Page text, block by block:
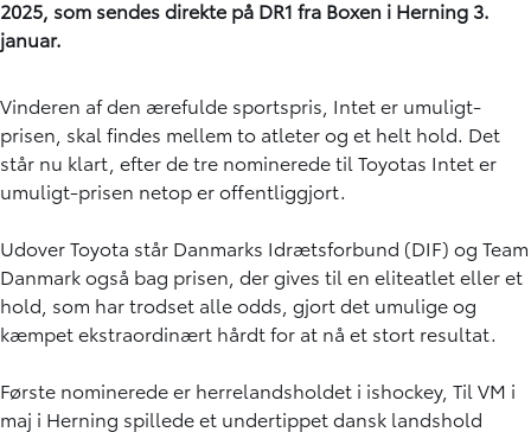
2025, som sendes direkte på DR1 fra Boxen i Herning 3.
januar.
Vinderen af den ærefulde sportspris, Intet er umuligt-
prisen, skal findes mellem to atleter og et helt hold. Det
står nu klart, efter de tre nominerede til Toyotas Intet er
umuligt-prisen netop er offentliggjort.
Udover Toyota står Danmarks Idrætsforbund (DIF) og Team
Danmark også bag prisen, der gives til en eliteatlet eller et
hold, som har trodset alle odds, gjort det umulige og
kæmpet ekstraordinært hårdt for at nå et stort resultat.
Første nominerede er herrelandsholdet i ishockey, Til VM i
maj i Herning spillede et undertippet dansk landshold